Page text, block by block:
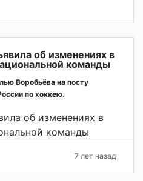
об изменениях в
команды
Воробьёва на посту
по хоккею.
7 лет назад